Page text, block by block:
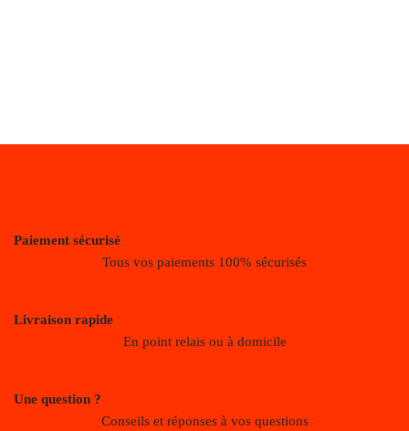
Paiement sécurisé
Tous vos paiements 100% sécurisés
Livraison rapide
En point relais ou à domicile
Une question ?
Conseils et réponses à vos questions